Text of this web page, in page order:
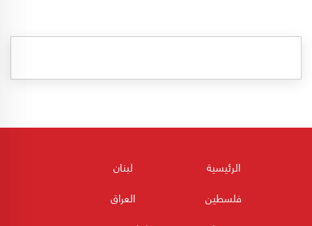
الرئيسية
لبنان
فلسطين
العراق